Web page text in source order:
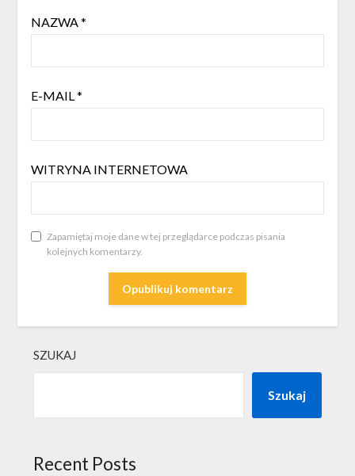
NAZWA*
E-MAIL*
WITRYNA INTERNETOWA
Zapamiętaj moje dane w tej przeglądarce podczas pisania
kolejnych komentarzy.
SZUKAJ
Szukaj
Recent Posts